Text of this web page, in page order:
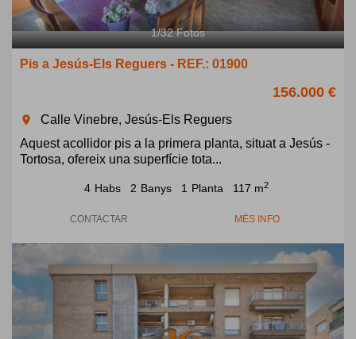
1/32Fotos
Pis a Jesús-Els Reguers - REF.: 01900
156.000 €
room
Calle Vinebre, Jesús-Els Reguers
Aquest acollidor pis a la primera planta, situat a Jesús -
Tortosa, ofereix una superfície tota...
4 Habs 2 Banys 1 Planta 117 m2
CONTACTAR MÉS INFO
Next